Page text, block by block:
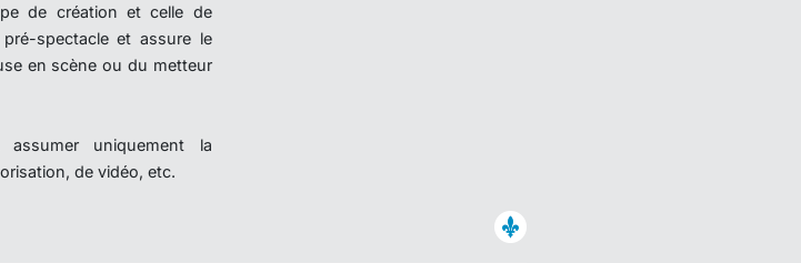
de création et celle de
spectacle et assure le
en scène ou du metteur
uniquement la
de vidéo, etc.